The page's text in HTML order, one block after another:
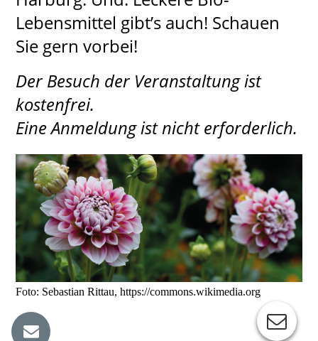
Lebensmittel gibt’s auch! Schauen
Sie gern vorbei!
Der Besuch der Veranstaltung ist
kostenfrei.
Eine Anmeldung ist nicht erforderlich.
Foto: Sebastian Rittau, https://commons.wikimedia.org